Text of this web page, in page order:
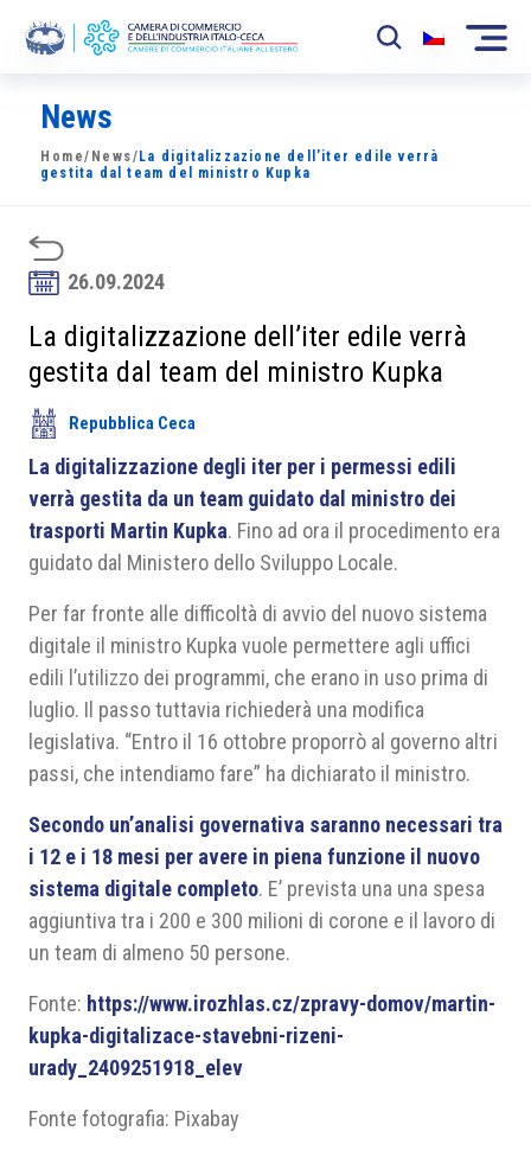
La Camera
News
Sviluppo Mercato
Soci
Partner
Progetti
Area riservata
News
Home/ News/ La digitalizzazione dell’iter edile verrà
gestita dal team del ministro Kupka
26.09.2024
La digitalizzazione dell’iter edile verrà
gestita dal team del ministro Kupka
Repubblica Ceca
La digitalizzazione degli iter per i permessi edili
verrà gestita da un team guidato dal ministro dei
trasporti Martin Kupka. Fino ad ora il procedimento era
guidato dal Ministero dello Sviluppo Locale.
Per far fronte alle difficoltà di avvio del nuovo sistema
digitale il ministro Kupka vuole permettere agli uffici
edili l’utilizzo dei programmi, che erano in uso prima di
luglio. Il passo tuttavia richiederà una modifica
legislativa. “Entro il 16 ottobre proporrò al governo altri
passi, che intendiamo fare” ha dichiarato il ministro.
Secondo un’analisi governativa saranno necessari tra
i 12 e i 18 mesi per avere in piena funzione il nuovo
sistema digitale completo. E’ prevista una una spesa
aggiuntiva tra i 200 e 300 milioni di corone e il lavoro di
un team di almeno 50 persone.
Fonte: https://www.irozhlas.cz/zpravy-domov/martin-
kupka-digitalizace-stavebni-rizeni-
urady_2409251918_elev
Fonte fotografia: Pixabay